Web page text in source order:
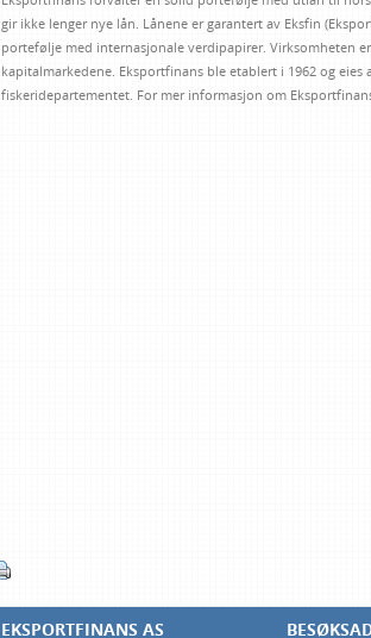
gir ikke lenger nye lån. Lånene er garantert av Eksfin
portefølje med internasjonale verdipapirer. Virksomheten
kapitalmarkedene. Eksportfinans ble etablert i 1962 og
fiskeridepartementet. For mer informasjon om
EKSPORTFINANS AS